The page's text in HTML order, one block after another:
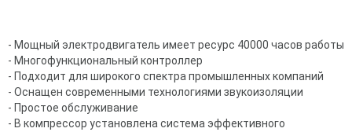
- Мощный электродвигатель имеет ресурс 40000 часов работы
- Многофункциональный контроллер
- Подходит для широкого спектра промышленных компаний
- Оснащен современными технологиями звукоизоляции
- Простое обслуживание
- В компрессор установлена система эффективного